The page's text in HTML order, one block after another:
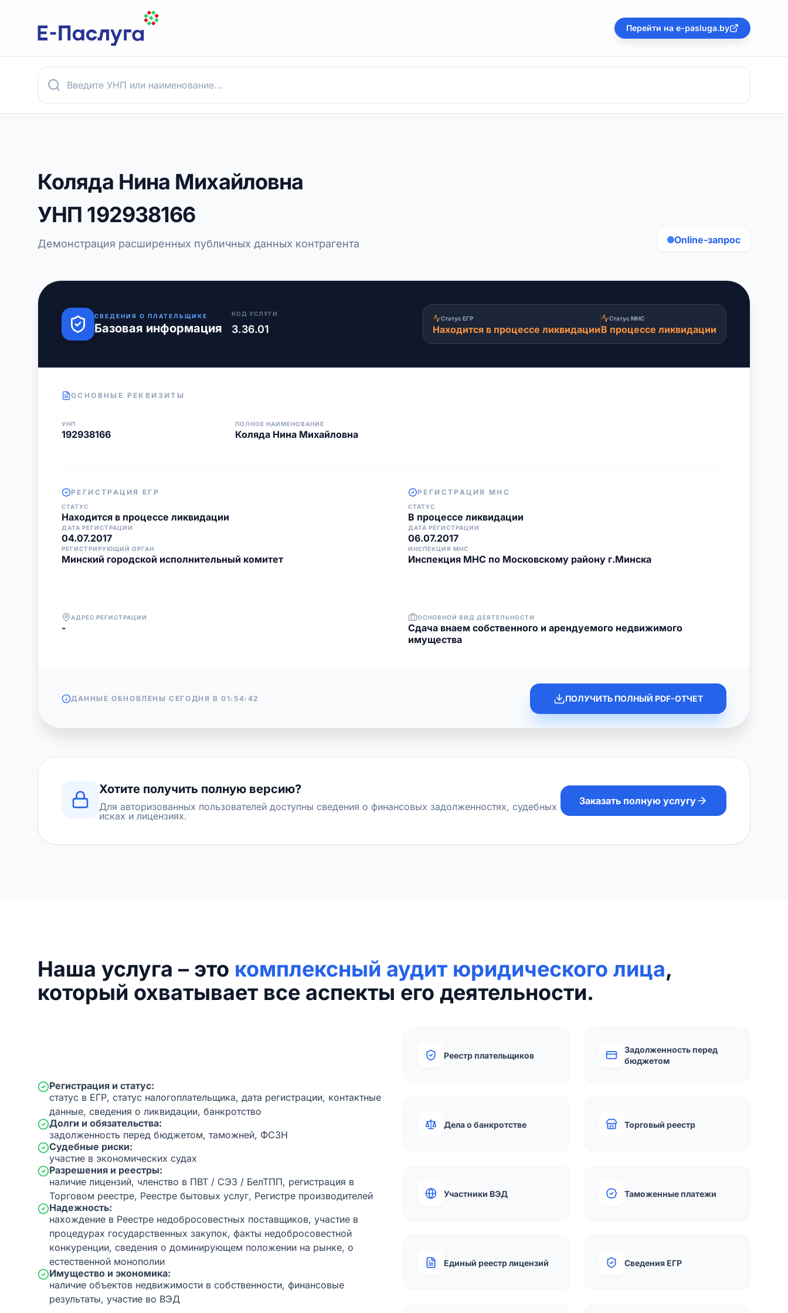
Перейти на e-pasluga.by
Коляда Нина Михайловна
УНП 192938166
Демонстрация расширенных публичных данных контрагента Online-запрос
СВЕДЕНИЯ О ПЛАТЕЛЬЩИКЕ
Базовая информация
КОД УСЛУГИ
3.36.01
Статус ЕГР
Находится в процессе ликвидации
Статус МНС
В процессе ликвидации
ОСНОВНЫЕ РЕКВИЗИТЫ
УНП
192938166
ПОЛНОЕ НАИМЕНОВАНИЕ
Коляда Нина Михайловна
РЕГИСТРАЦИЯ ЕГР
СТАТУС
Находится в процессе ликвидации
ДАТА РЕГИСТРАЦИИ
04.07.2017
РЕГИСТРИРУЮЩИЙ ОРГАН
Минский городской исполнительный комитет
РЕГИСТРАЦИЯ МНС
СТАТУС
В процессе ликвидации
ДАТА РЕГИСТРАЦИИ
06.07.2017
ИНСПЕКЦИЯ МНС
Инспекция МНС по Московскому району г.Минска
АДРЕС РЕГИСТРАЦИИ
-
ОСНОВНОЙ ВИД ДЕЯТЕЛЬНОСТИ
Сдача внаем собственного и арендуемого недвижимого
имущества
ДАННЫЕ ОБНОВЛЕНЫ СЕГОДНЯ В01:54:42 ПОЛУЧИТЬ ПОЛНЫЙ PDF-ОТЧЕТ
Хотите получить полную версию?
Для авторизованных пользователей доступны сведения о финансовых задолженностях, судебных
исках и лицензиях.
Заказать полную услугу
Наша услуга – это комплексный аудит юридического лица,
который охватывает все аспекты его деятельности.
Регистрация и статус:
статус в ЕГР, статус налогоплательщика, дата регистрации, контактные
данные, сведения о ликвидации, банкротство
Долги и обязательства:
задолженность перед бюджетом, таможней, ФСЗН
Судебные риски:
участие в экономических судах
Разрешения и реестры:
наличие лицензий, членство в ПВТ / СЭЗ / БелТПП, регистрация в
Торговом реестре, Реестре бытовых услуг, Регистре производителей
Надежность:
нахождение в Реестре недобросовестных поставщиков, участие в
процедурах государственных закупок, факты недобросовестной
конкуренции, сведения о доминирующем положении на рынке, о
естественной монополии
Имущество и экономика:
наличие объектов недвижимости в собственности, финансовые
результаты, участие во ВЭД
Реестр плательщиков
Задолженность перед
бюджетом
Дела о банкротстве Торговый реестр
Участники ВЭД Таможенные платежи
Единый реестр лицензий Сведения ЕГР